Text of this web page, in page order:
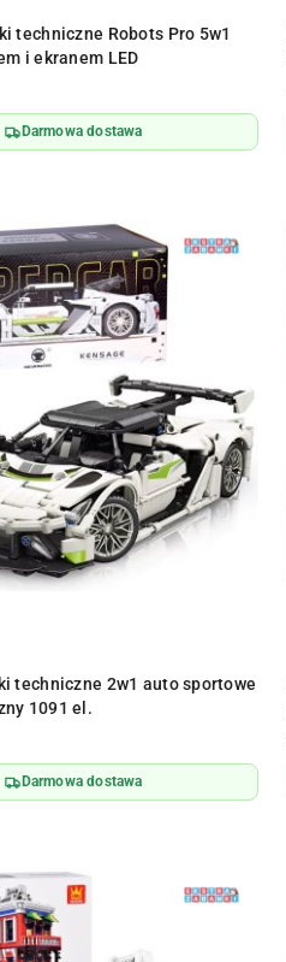
techniczne Robots Pro 5w1
i ekranem LED
Darmowa dostawa
DO KOSZYKA
techniczne 2w1 auto sportowe
1091 el.
Darmowa dostawa
DO KOSZYKA